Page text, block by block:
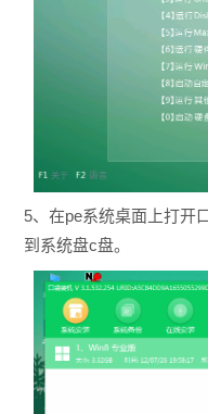
5、在pe系统桌面上打开
到系统盘c盘。